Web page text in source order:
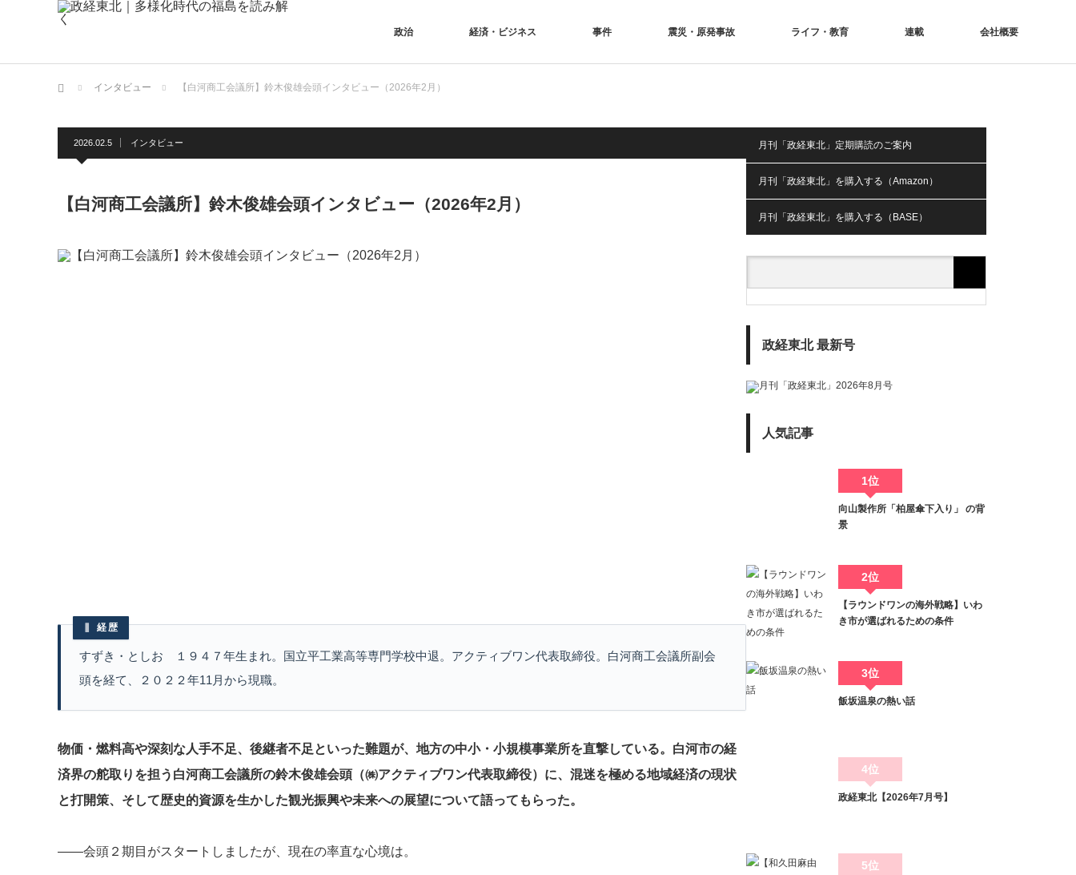
政治 経済・ビジネス 事件 震災・原発事故 ライフ・教育 連載 会社概要
ホーム インタビュー 【白河商工会議所】鈴木俊雄会頭インタビュー（2026年2月）
2026.02.5 インタビュー
【白河商工会議所】鈴木俊雄会頭インタビュー（2026年2月）
経歴
すずき・としお １９４７年生まれ。国立平工業高等専門学校中退。アクティブワン代表取締役。白河商工会議所副会
頭を経て、２０２２年11月から現職。
物価・燃料高や深刻な人手不足、後継者不足といった難題が、地方の中小・小規模事業所を直撃している。白河市の経
済界の舵取りを担う白河商工会議所の鈴木俊雄会頭（㈱アクティブワン代表取締役）に、混迷を極める地域経済の現状
と打開策、そして歴史的資源を生かした観光振興や未来への展望について語ってもらった。
――会頭２期目がスタートしましたが、現在の率直な心境は。
月刊「政経東北」定期購読のご案内
月刊「政経東北」を購入する（Amazon）
月刊「政経東北」を購入する（BASE）
政経東北 最新号
人気記事
1位
向山製作所「柏屋傘下入り」 の背
景
2位
【ラウンドワンの海外戦略】いわ
き市が選ばれるための条件
3位
飯坂温泉の熱い話
4位
政経東北【2026年7月号】
5位